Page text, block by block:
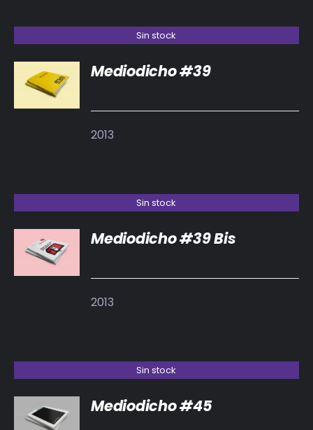
Sin stock
DETALLES
Mediodicho #39
2013
Sin stock
DETALLES
Mediodicho #39 Bis
2013
Sin stock
DETALLES
Mediodicho #45